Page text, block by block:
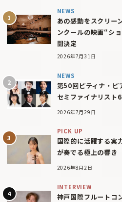
NEWS
あの感動をスクリー
ンクールの映画“シ
開決定
2026年7月31日
NEWS
第50回ピティナ・ピ
セミファイナリスト
2026年7月29日
PICK UP
国際的に活躍する実
が奏でる極上の響き
2026年8月2日
INTERVIEW
神戸国際フルートコ